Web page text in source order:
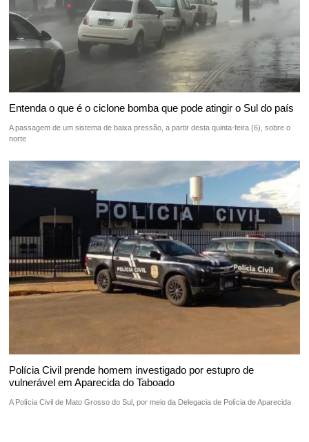
Entenda o que é o ciclone bomba que pode atingir o Sul do país
A passagem de um sistema de baixa pressão, a partir desta quinta-feira (6), sobre o
norte
Polícia Civil prende homem investigado por estupro de
vulnerável em Aparecida do Taboado
A Polícia Civil de Mato Grosso do Sul, por meio da Delegacia de Polícia de Aparecida